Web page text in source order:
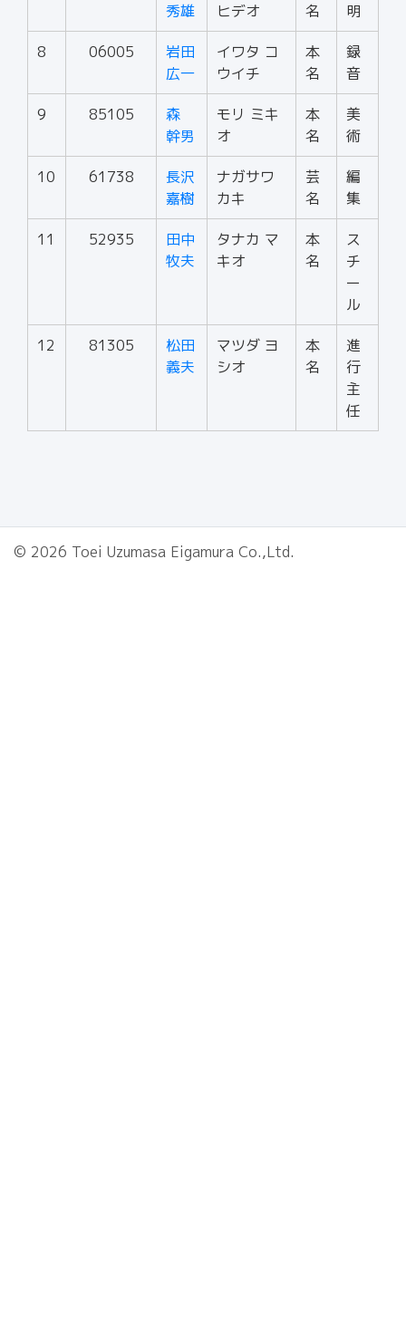
秀雄
ヒデオ
名
明
8 06005
岩田
広一
イワタ コ
ウイチ
本
名
録
音
9 85105
森
幹男
モリ ミキ
オ
本
名
美
術
10 61738
長沢
嘉樹
ナガサワ
カキ
芸
名
編
集
11 52935
田中
牧夫
タナカ マ
キオ
本
名
ス
チ
ー
ル
12 81305
松田
義夫
マツダ ヨ
シオ
本
名
進
行
主
任
© 2026 Toei Uzumasa Eigamura Co.,Ltd.